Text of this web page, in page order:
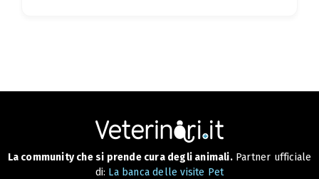
La community che si prende cura degli animali.Partner ufficiale
di: La banca delle visite Pet